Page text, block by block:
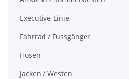
Executive-Linie
Fahrrad / Fussgänger
Hosen
Jacken / Westen